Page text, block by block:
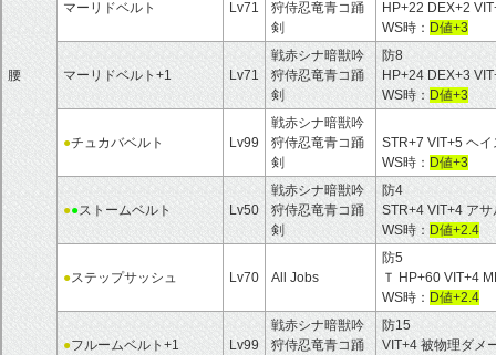
腰
マーリドベルト Lv71
狩侍忍竜青コ踊
剣
HP+22 DEX+2
WS時： D値+3
マーリドベルト+1 Lv71
戦赤シナ暗獣吟
狩侍忍竜青コ踊
剣
防8
HP+24 DEX+3
WS時： D値+3
●チュカバベルト Lv99
戦赤シナ暗獣吟
狩侍忍竜青コ踊
剣
STR+7 VIT+5 ヘ
WS時： D値+3
●●ストームベルト Lv50
戦赤シナ暗獣吟
狩侍忍竜青コ踊
剣
防4
STR+4 VIT+4 ア
WS時： D値+2.4
●ステップサッシュ Lv70 All Jobs
防5
Ｔ HP+60 VIT+4
WS時： D値+2.4
●フルームベルト+1 Lv99
戦赤シナ暗獣吟
狩侍忍竜青コ踊
防15
VIT+4 被物理ダメ